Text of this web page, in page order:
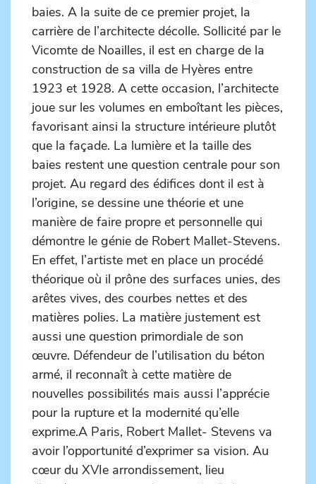
baies. A la suite de ce premier projet, la
carrière de l’architecte décolle. Sollicité par le
Vicomte de Noailles, il est en charge de la
construction de sa villa de Hyères entre
1923 et 1928. A cette occasion, l’architecte
joue sur les volumes en emboîtant les pièces,
favorisant ainsi la structure intérieure plutôt
que la façade. La lumière et la taille des
baies restent une question centrale pour son
projet. Au regard des édifices dont il est à
l’origine, se dessine une théorie et une
manière de faire propre et personnelle qui
démontre le génie de Robert Mallet-Stevens.
En effet, l’artiste met en place un procédé
théorique où il prône des surfaces unies, des
arêtes vives, des courbes nettes et des
matières polies. La matière justement est
aussi une question primordiale de son
œuvre. Défendeur de l’utilisation du béton
armé, il reconnaît à cette matière de
nouvelles possibilités mais aussi l’apprécie
pour la rupture et la modernité qu’elle
exprime.A Paris, Robert Mallet- Stevens va
avoir l’opportunité d’exprimer sa vision. Au
cœur du XVIe arrondissement, lieu